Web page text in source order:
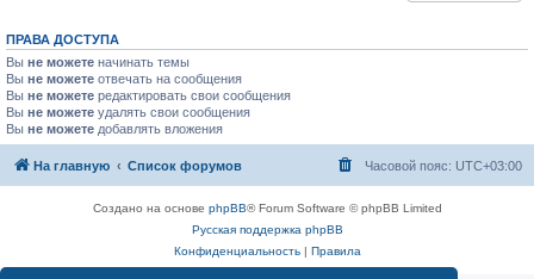
ПРАВА ДОСТУПА
Вы не можете начинать темы
Вы не можете отвечать на сообщения
Вы не можете редактировать свои сообщения
Вы не можете удалять свои сообщения
Вы не можете добавлять вложения
На главную Список форумов Часовой пояс: UTC+03:00
Создано на основе phpBB® Forum Software © phpBB Limited
Русская поддержка phpBB
Конфиденциальность| Правила